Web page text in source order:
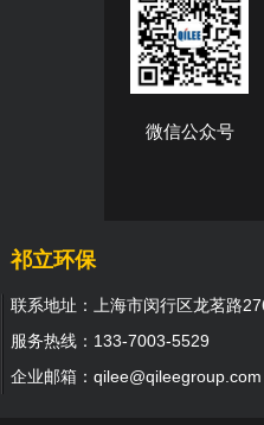
微信公众号
祁立环保
联系地址：上海市闵行区龙茗路
服务热线：133-7003-5529
企业邮箱：qilee@qileegroup.com